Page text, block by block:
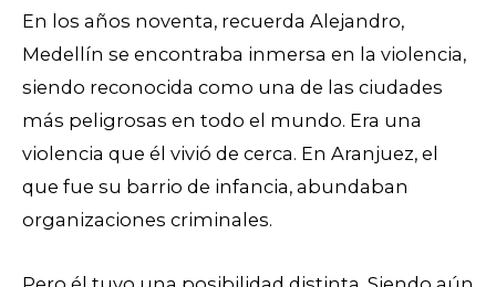
En los años noventa, recuerda Alejandro,
Medellín se encontraba inmersa en la violencia,
siendo reconocida como una de las ciudades
más peligrosas en todo el mundo. Era una
violencia que él vivió de cerca. En Aranjuez, el
que fue su barrio de infancia, abundaban
organizaciones criminales.